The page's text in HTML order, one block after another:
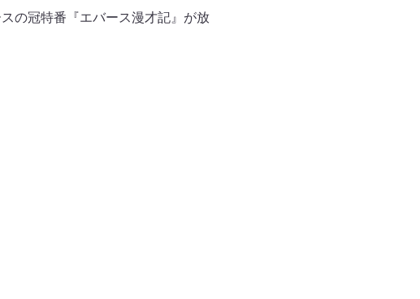
の冠特番『エバース漫才記』が放